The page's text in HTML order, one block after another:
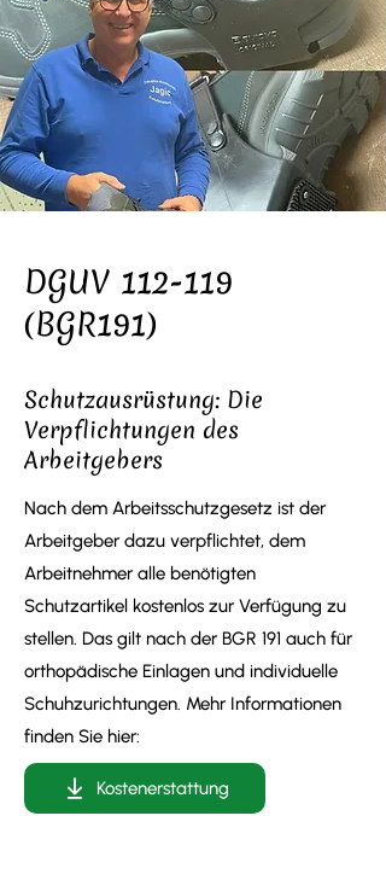
DGUV 112-119
(BGR191)
Schutzausrüstung: Die
Verpflichtungen des
Arbeitgebers
Nach dem Arbeitsschutzgesetz ist der
Arbeitgeber dazu verpflichtet, dem
Arbeitnehmer alle benötigten
Schutzartikel kostenlos zur Verfügung zu
stellen. Das gilt nach der BGR 191 auch für
orthopädische Einlagen und individuelle
Schuhzurichtungen. Mehr Informationen
finden Sie hier:
Kostenerstattung